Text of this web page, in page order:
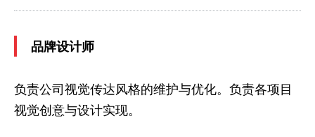
品牌设计师
负责公司视觉传达风格的维护与优化。负责各项目
视觉创意与设计实现。